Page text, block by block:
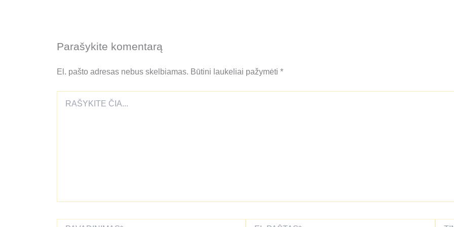
Parašykite komentarą
El. pašto adresas nebus skelbiamas. Būtini laukeliai pažymėti *
čia...
Pavadinimas* El.paštas*